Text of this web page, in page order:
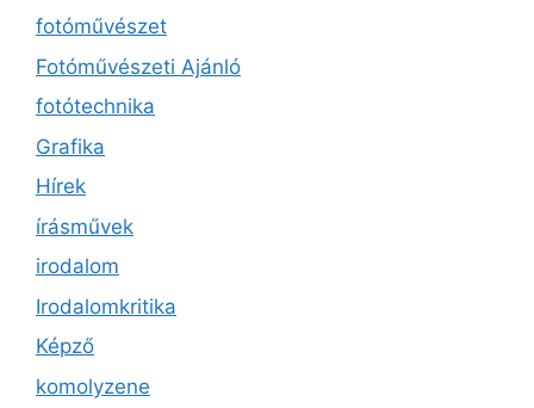
fotóművészet
Fotóművészeti Ajánló
fotótechnika
Grafika
Hírek
írásművek
irodalom
Irodalomkritika
Képző
komolyzene